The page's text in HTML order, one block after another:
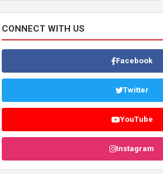
CONNECT WITH US
Facebook
Twitter
YouTube
Instagram